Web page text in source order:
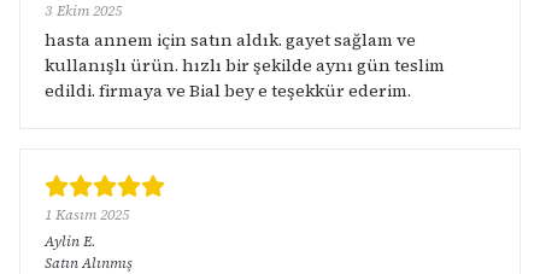
3 Ekim 2025
hasta annem için satın aldık. gayet sağlam ve
kullanışlı ürün. hızlı bir şekilde aynı gün teslim
edildi. firmaya ve Bial bey e teşekkür ederim.
1 Kasım 2025
AylinE.
Satın Alınmış